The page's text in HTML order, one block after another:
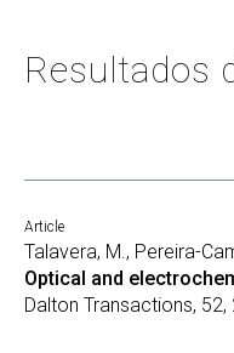
Resultados
Article
Talavera, M., Pereira-
Optical and
Dalton Transactions, 52,